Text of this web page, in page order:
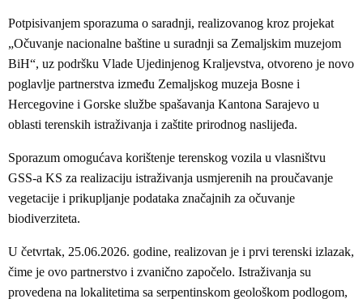
Potpisivanjem sporazuma o saradnji, realizovanog kroz projekat
„Očuvanje nacionalne baštine u suradnji sa Zemaljskim muzejom
BiH“, uz podršku Vlade Ujedinjenog Kraljevstva, otvoreno je novo
poglavlje partnerstva između Zemaljskog muzeja Bosne i
Hercegovine i Gorske službe spašavanja Kantona Sarajevo u
oblasti terenskih istraživanja i zaštite prirodnog naslijeđa.
Sporazum omogućava korištenje terenskog vozila u vlasništvu
GSS-a KS za realizaciju istraživanja usmjerenih na proučavanje
vegetacije i prikupljanje podataka značajnih za očuvanje
biodiverziteta.
U četvrtak, 25.06.2026. godine, realizovan je i prvi terenski izlazak,
čime je ovo partnerstvo i zvanično započelo. Istraživanja su
provedena na lokalitetima sa serpentinskom geološkom podlogom,